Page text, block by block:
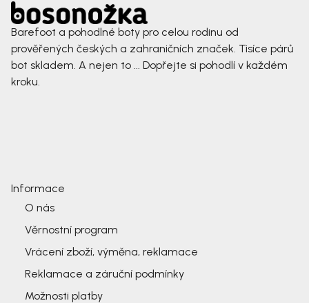
Barefoot a pohodlné boty pro celou rodinu od
prověřených českých a zahraničních značek. Tisíce párů
bot skladem. A nejen to ... Dopřejte si pohodlí v každém
kroku.
Informace
O nás
Věrnostní program
Vrácení zboží, výměna, reklamace
Reklamace a záruční podmínky
Možnosti platby